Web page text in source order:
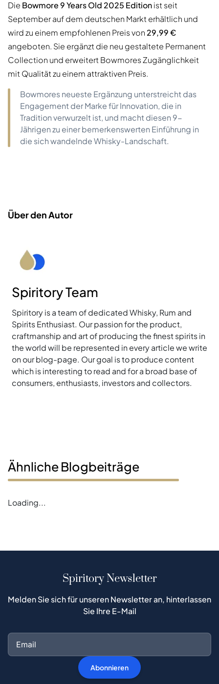
Die Bowmore 9 Years Old 2025 Editionist seit
September auf dem deutschen Markt erhältlich und
wird zu einem empfohlenen Preis von 29,99 €
angeboten. Sie ergänzt die neu gestaltete Permanent
Collection und erweitert Bowmores Zugänglichkeit
mit Qualität zu einem attraktiven Preis.
Bowmores neueste Ergänzung unterstreicht das
Engagement der Marke für Innovation, die in
Tradition verwurzelt ist, und macht diesen 9-
Jährigen zu einer bemerkenswerten Einführung in
die sich wandelnde Whisky-Landschaft.
Über den Autor
Spiritory Team
Spiritory is a team of dedicated Whisky, Rum and
Spirits Enthusiast. Our passion for the product,
craftmanship and art of producing the finest spirits in
the world will be represented in every article we write
on our blog-page. Our goal is to produce content
which is interesting to read and for a broad base of
consumers, enthusiasts, investors and collectors.
Ähnliche Blogbeiträge
Loading...
Spiritory Newsletter
Melden Sie sich für unseren Newsletter an, hinterlassen
Sie Ihre E-Mail
Abonnieren